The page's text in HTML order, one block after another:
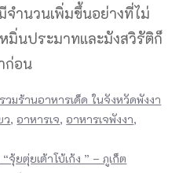
ำนวนเพิ่มขึ้นอย่างที่ไม่
มิ่นประมาทและมังสวิรัติก็
ก่อน
รวมร้านอาหารเด็ด ในจังหวัดพังงา
ว,อาหารเจ,อาหารเจพังงา,
จุ้ยตุ่ยเต้าโบ้เก้ง ” – ภูเก็ต